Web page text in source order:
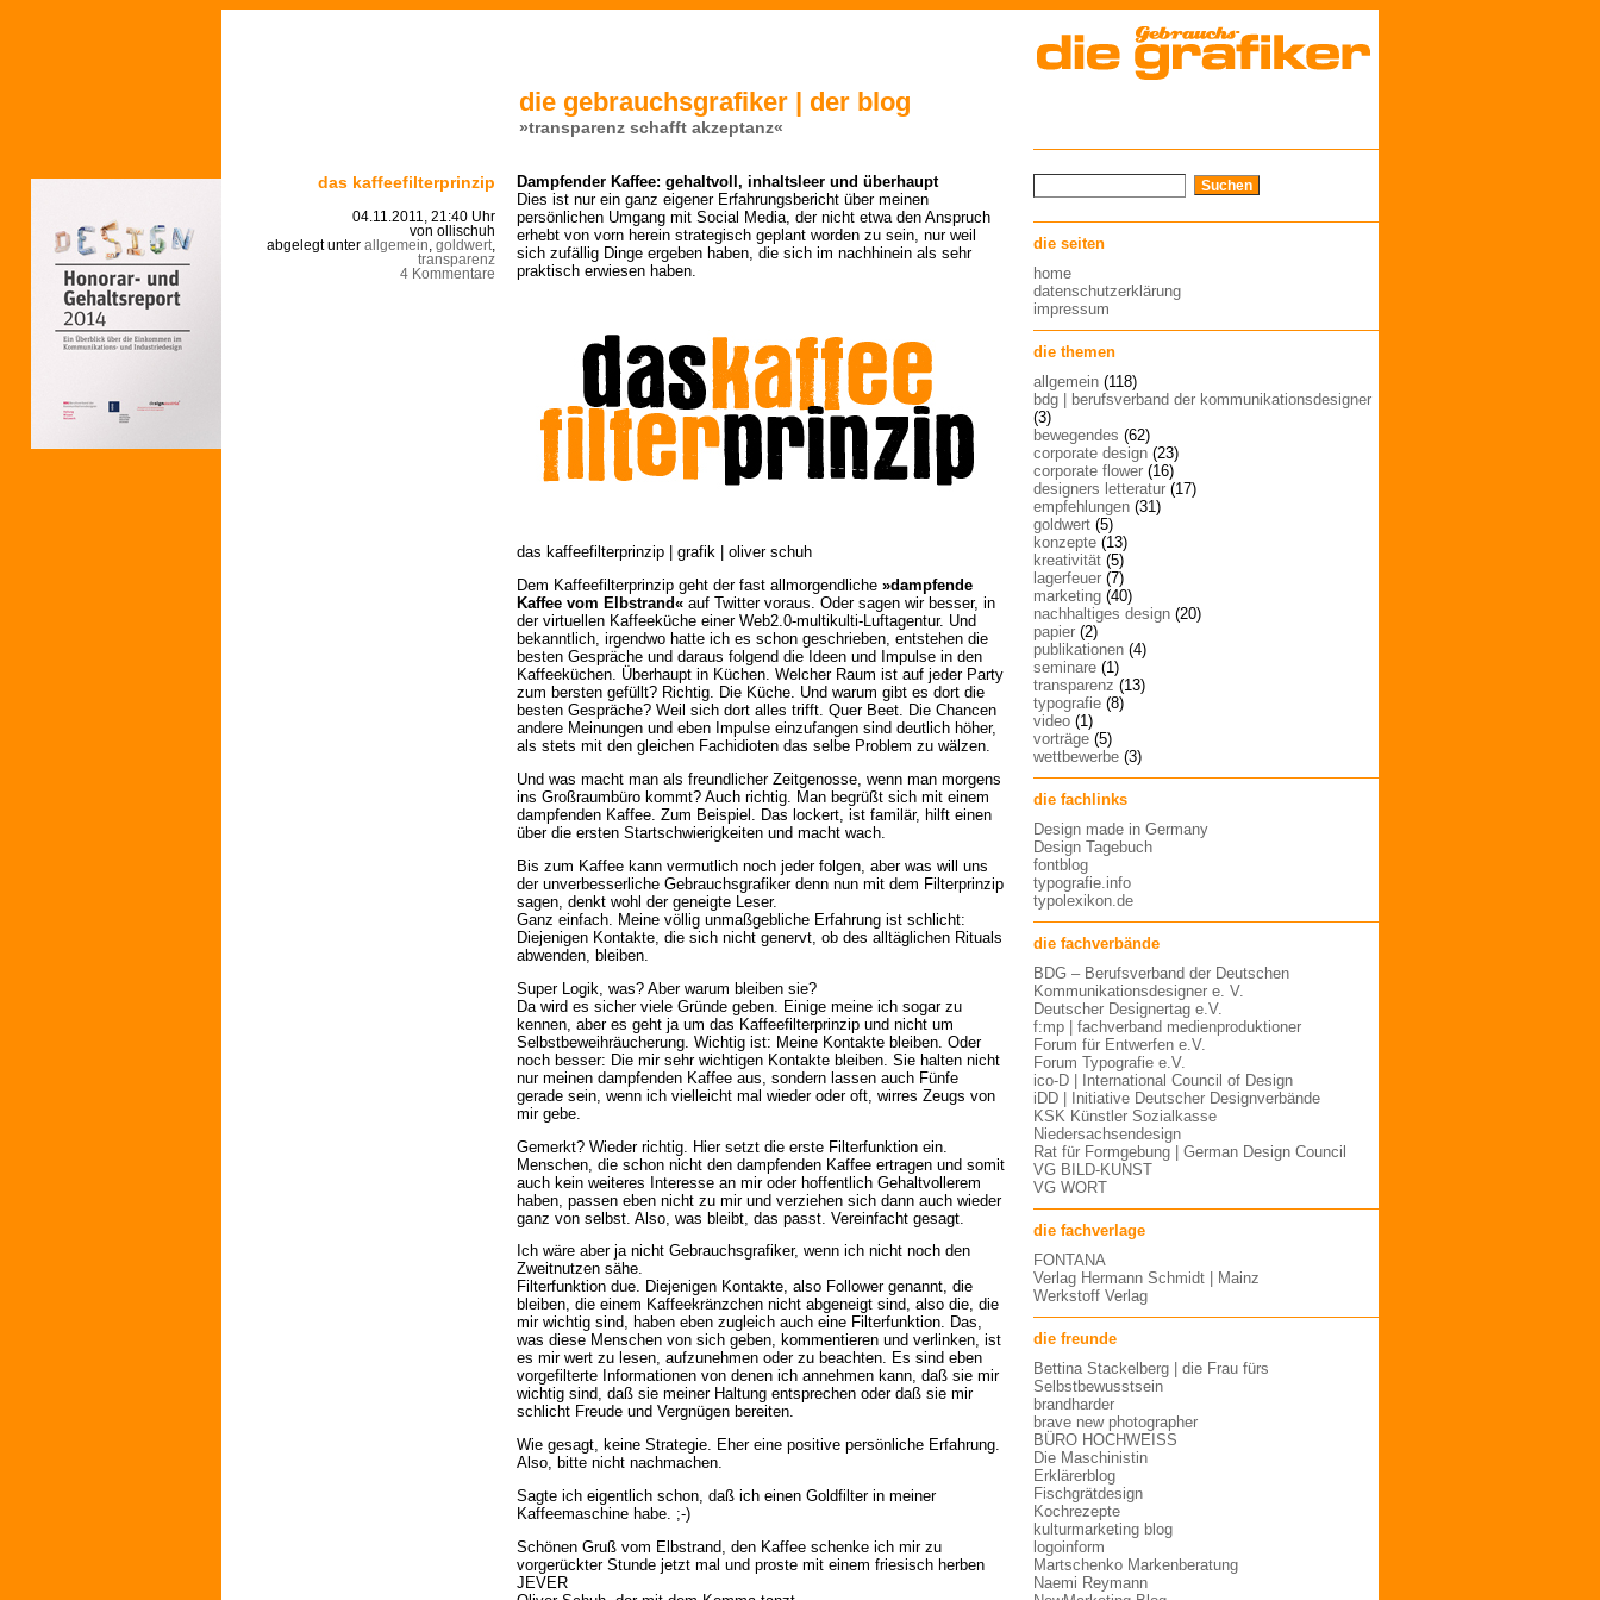
die gebrauchsgrafiker | der blog
»transparenz schafft akzeptanz«
das kaffeefilterprinzip
04.11.2011, 21:40 Uhr
von ollischuh
abgelegt unter allgemein goldwert
transparenz
4 Kommentare
Dampfender Kaffee: gehaltvoll, inhaltsleer und überhaupt
Dies ist nur ein ganz eigener Erfahrungsbericht über meinen
persönlichen Umgang mit Social Media, der nicht etwa den Anspruch
erhebt von vorn herein strategisch geplant worden zu sein, nur weil
sich zufällig Dinge ergeben haben, die sich im nachhinein als sehr
praktisch erwiesen haben.
das kaffeefilterprinzip | grafik | oliver schuh
Dem Kaffeefilterprinzip geht der fast allmorgendliche »dampfende
Kaffee vom Elbstrand« auf Twitter voraus. Oder sagen wir besser, in
der virtuellen Kaffeeküche einer Web2.0-multikulti-Luftagentur. Und
bekanntlich, irgendwo hatte ich es schon geschrieben, entstehen die
besten Gespräche und daraus folgend die Ideen und Impulse in den
Kaffeeküchen. Überhaupt in Küchen. Welcher Raum ist auf jeder Party
zum bersten gefüllt? Richtig. Die Küche. Und warum gibt es dort die
besten Gespräche? Weil sich dort alles trifft. Quer Beet. Die Chancen
andere Meinungen und eben Impulse einzufangen sind deutlich höher,
als stets mit den gleichen Fachidioten das selbe Problem zu wälzen.
Und was macht man als freundlicher Zeitgenosse, wenn man morgens
ins Großraumbüro kommt? Auch richtig. Man begrüßt sich mit einem
dampfenden Kaffee. Zum Beispiel. Das lockert, ist familär, hilft einen
über die ersten Startschwierigkeiten und macht wach.
Bis zum Kaffee kann vermutlich noch jeder folgen, aber was will uns
der unverbesserliche Gebrauchsgrafiker denn nun mit dem Filterprinzip
sagen, denkt wohl der geneigte Leser.
Ganz einfach. Meine völlig unmaßgebliche Erfahrung ist schlicht:
Diejenigen Kontakte, die sich nicht genervt, ob des alltäglichen Rituals
abwenden, bleiben.
Super Logik, was? Aber warum bleiben sie?
Da wird es sicher viele Gründe geben. Einige meine ich sogar zu
kennen, aber es geht ja um das Kaffeefilterprinzip und nicht um
Selbstbeweihräucherung. Wichtig ist: Meine Kontakte bleiben. Oder
noch besser: Die mir sehr wichtigen Kontakte bleiben. Sie halten nicht
nur meinen dampfenden Kaffee aus, sondern lassen auch Fünfe
gerade sein, wenn ich vielleicht mal wieder oder oft, wirres Zeugs von
mir gebe.
Gemerkt? Wieder richtig. Hier setzt die erste Filterfunktion ein.
Menschen, die schon nicht den dampfenden Kaffee ertragen und somit
auch kein weiteres Interesse an mir oder hoffentlich Gehaltvollerem
haben, passen eben nicht zu mir und verziehen sich dann auch wieder
ganz von selbst. Also, was bleibt, das passt. Vereinfacht gesagt.
Ich wäre aber ja nicht Gebrauchsgrafiker, wenn ich nicht noch den
Zweitnutzen sähe.
Filterfunktion due. Diejenigen Kontakte, also Follower genannt, die
bleiben, die einem Kaffeekränzchen nicht abgeneigt sind, also die, die
mir wichtig sind, haben eben zugleich auch eine Filterfunktion. Das,
was diese Menschen von sich geben, kommentieren und verlinken, ist
es mir wert zu lesen, aufzunehmen oder zu beachten. Es sind eben
vorgefilterte Informationen von denen ich annehmen kann, daß sie mir
wichtig sind, daß sie meiner Haltung entsprechen oder daß sie mir
schlicht Freude und Vergnügen bereiten.
Wie gesagt, keine Strategie. Eher eine positive persönliche Erfahrung.
Also, bitte nicht nachmachen.
Sagte ich eigentlich schon, daß ich einen Goldfilter in meiner
Kaffeemaschine habe. ;-)
Schönen Gruß vom Elbstrand, den Kaffee schenke ich mir zu
vorgerückter Stunde jetzt mal und proste mit einem friesisch herben
JEVER
die seiten
home
datenschutzerklärung
impressum
die themen
allgemein (118)
bdg | berufsverband der kommunikationsdesigner
(3)
bewegendes (62)
corporate design (23)
corporate flower (16)
designers letteratur (17)
empfehlungen (31)
goldwert (5)
konzepte (13)
kreativität (5)
lagerfeuer (7)
marketing (40)
nachhaltiges design (20)
papier (2)
publikationen (4)
seminare (1)
transparenz (13)
typografie (8)
video (1)
vorträge (5)
wettbewerbe (3)
die fachlinks
Design made in Germany
Design Tagebuch
fontblog
typografie.info
typolexikon.de
die fachverbände
BDG – Berufsverband der Deutschen
Kommunikationsdesigner e. V.
Deutscher Designertag e.V.
f:mp | fachverband medienproduktioner
Forum für Entwerfen e.V.
Forum Typografie e.V.
ico-D | International Council of Design
iDD | Initiative Deutscher Designverbände
KSK Künstler Sozialkasse
Niedersachsendesign
Rat für Formgebung | German Design Council
VG BILD-KUNST
VG WORT
die fachverlage
FONTANA
Verlag Hermann Schmidt | Mainz
Werkstoff Verlag
die freunde
Bettina Stackelberg | die Frau fürs
Selbstbewusstsein
brandharder
brave new photographer
BÜRO HOCHWEISS
Die Maschinistin
Erklärerblog
Fischgrätdesign
Kochrezepte
kulturmarketing blog
logoinform
Martschenko Markenberatung
Naemi Reymann